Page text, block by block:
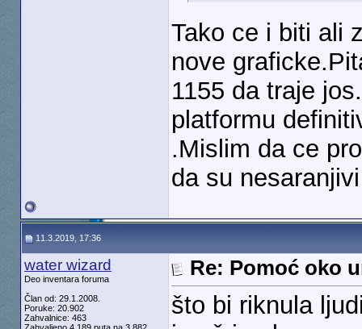
Tako ce i biti ali
nove
1155 da traje
platformu
.Mislim da ce
da su
11.3.2019, 17:36
water wizard
Deo inventara foruma
Član od: 29.1.2008.
Poruke: 20.902
Zahvalnice: 463
Re: Pomoć oko
što bi riknula